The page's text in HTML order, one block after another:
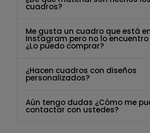
cuadros?
Me gusta un cuadro que está
Instagram pero no lo encuentro
¿Lo puedo comprar?
¿Hacen cuadros con diseños
personalizados?
Aún tengo dudas ¿Cómo me
contactar con ustedes?